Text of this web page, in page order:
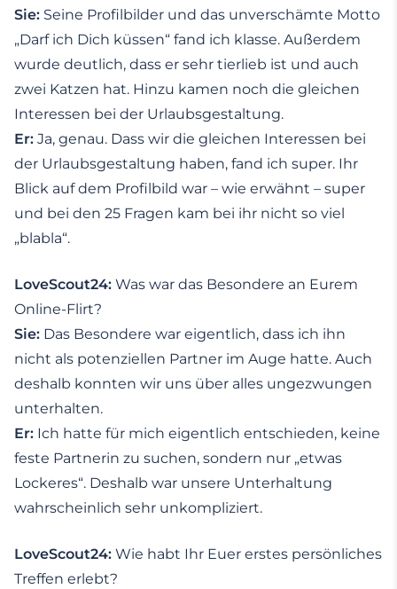
Sie: Seine Profilbilder und das unverschämte Motto
„Darf ich Dich küssen“ fand ich klasse. Außerdem
wurde deutlich, dass er sehr tierlieb ist und auch
zwei Katzen hat. Hinzu kamen noch die gleichen
Interessen bei der Urlaubsgestaltung.
Er: Ja, genau. Dass wir die gleichen Interessen bei
der Urlaubsgestaltung haben, fand ich super. Ihr
Blick auf dem Profilbild war – wie erwähnt – super
und bei den 25 Fragen kam bei ihr nicht so viel
„blabla“.
LoveScout24: Was war das Besondere an Eurem
Online-Flirt?
Sie: Das Besondere war eigentlich, dass ich ihn
nicht als potenziellen Partner im Auge hatte. Auch
deshalb konnten wir uns über alles ungezwungen
unterhalten.
Er: Ich hatte für mich eigentlich entschieden, keine
feste Partnerin zu suchen, sondern nur „etwas
Lockeres“. Deshalb war unsere Unterhaltung
wahrscheinlich sehr unkompliziert.
LoveScout24: Wie habt Ihr Euer erstes persönliches
Treffen erlebt?